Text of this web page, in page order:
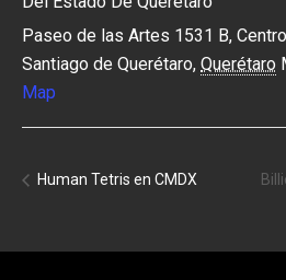
Paseo de las Artes 1531 B,
Santiago de Querétaro, Querétaro
Map
Human Tetris en CMDX